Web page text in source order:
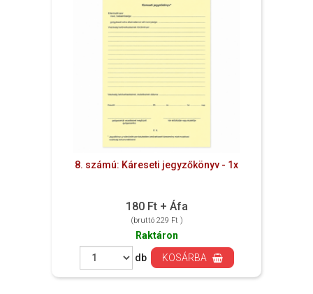
8. számú: Káreseti jegyzőkönyv - 1x
180 Ft + Áfa
(bruttó 229 Ft )
Raktáron
db
KOSÁRBA